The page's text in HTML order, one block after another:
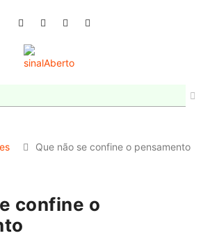
Que não se confine o pensamento
confine o